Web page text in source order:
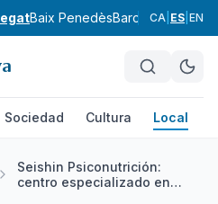
Baix PenedèsBarcelonès
CA ES EN
Sociedad Cultura Local
Seishin Psiconutrición:
centro especializado en